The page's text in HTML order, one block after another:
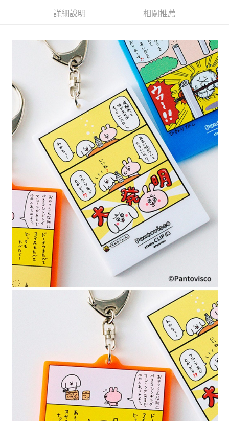
3.實際核准額度、可分期數及費用金額請依後續交易確認頁面所載為準。
4.訂單成立30分鐘內，如未前往確認交易或遇審核未通過，訂單將自動取
【繳款方式說明】
1.分期款項不併入電信帳單，「大哥付你分期」於每月結算日後寄送繳費提
2.透過簡訊連結打開帳單後，可選擇「超商條碼／台灣大直營門市／銀行轉
帳／街口支付／iPASS MONEY」等通路繳費。
【注意事項】
1.本服務係由「台灣大哥大股份有限公司」（以下簡稱本公司）所提供，讓
用戶於交易時，得透過本服務購買商品或服務，並由商店將買賣／分期付款
買賣價金債權讓與本公司後，依約使用本公司帳單繳交帳款。
2.基於同意付款使用「大哥付你分期」之契約關係目的，商店將以您的個人
資料（包含姓名、電話或地址）提供予台灣大哥大進項蒐集、處理及利用，
由本公司與您本人進行分期帳單所需資料之確認、核對及更正。
3.完整用戶服務條款，請詳閱以下連結： https://oppay.tw/userRule
３．安心：先確認商品／服務後，再付款。
【「AFTEE先享後付」結帳流程】
１．於結帳方式選擇「AFTEE先享後付」後，將跳轉至「AFTEE先享後付」
結帳頁面，進行簡訊認證並確認金額後，即可完成結帳。
２．訂單成立數日內，您將收到繳費通知簡訊。
３．收到繳費通知簡訊後14天內，點擊此簡訊中的連結，可透過四大超商／
ATM／網路銀行／等多元方式進行付款，方視為交易完成。
※ 請注意：結帳手續完成當下不需立刻繳費，但若您需要取消訂單，請聯絡
購買商品的店家。未經商家同意取消之訂單仍視為有效，需透過AFTEE先享
後付繳納相關費用。
※ 交易是否成功請以「AFTEE先享後付 」之結帳頁面顯示為準，若有關於
是否繳費成功／繳費後需取消欲退款等相關疑問，請聯繫「AFTEE先享後付
客戶支援中心」 https://netprotections.freshdesk.com/support/home
【注意事項】
１．透過由恩沛科技股份有限公司提供之「AFTEE先享後付」服務完成之交
易，需依本服務之必要範圍內提供個人資料，並將交易相關給付款項請求債
權轉讓予恩沛科技股份有限公司。
２．關於個人資料處理事宜，請瀏覽以下網址：https://aftee.tw/terms/#terms3
３．未成年的使用者請事先徵得法定代理人或監護人之同意方可使用
「AFTEE先享後付」，若未經同意申辦者引起之損失，本公司不負相關責
任。
４．使用「AFTEE先享後付」時，將依據個別帳號之用戶狀況，依本公司即
時審查核予不同之上限額度；若仍有額度不足之情形，本公司將視審查結果
請求用戶進行身份認證。
５．嚴禁一人註冊多個帳號或使用他人資訊註冊。若發現惡意使用之情形，
恩沛科技股份有限公司將有權停止該用戶之使用額度並採取法律行動。
每筆NT$80，滿NT$1,500(含以上)免運費
付款後 全家取貨
每筆NT$80，滿NT$1,500(含以上)免運費
7-11 取貨付款
每筆NT$80，滿NT$1,500(含以上)免運費
付款後 7-11取貨
每筆NT$80，滿NT$1,500(含以上)免運費
每筆NT$80，滿NT$1,500(含以上)免運費
詳細說明 相關推薦